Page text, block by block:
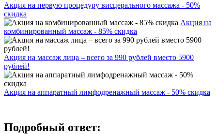
Акция на первую процедуру висцерального массажа - 50%
скидка
Акция на
комбинированный массаж - 85% скидка
Акция на массаж лица – всего за 990 рублей вместо 5900
рублей!
Акция на аппаратный лимфодренажный массаж - 50% скидка
Подробный ответ: